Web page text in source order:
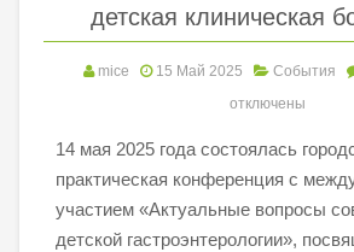
детская клиническая
mice 15 Май 2025 События
отключены
14 мая 2025 года состоялась
практическая конференция с
участием «Актуальные вопросы
детской гастроэнтерологии»,